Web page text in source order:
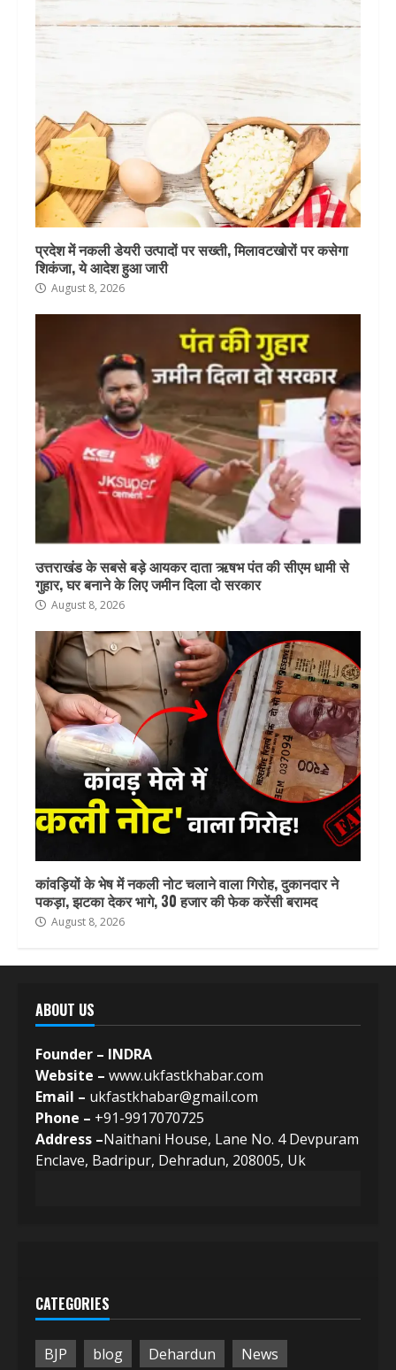
प्रदेश में नकली डेयरी उत्पादों पर सख्ती, मिलावटखोरों पर कसेगा
शिकंजा, ये आदेश हुआ जारी
August 8, 2026
उत्तराखंड के सबसे बड़े आयकर दाता ऋषभ पंत की सीएम धामी से
गुहार, घर बनाने के लिए जमीन दिला दो सरकार
August 8, 2026
कांवड़ियों के भेष में नकली नोट चलाने वाला गिरोह, दुकानदार ने
पकड़ा, झटका देकर भागे, 30 हजार की फेक करेंसी बरामद
August 8, 2026
ABOUT US
Founder – INDRA
Website – www.ukfastkhabar.com
Email – ukfastkhabar@gmail.com
Phone – +91-9917070725
Address –Naithani House, Lane No. 4 Devpuram
Enclave, Badripur, Dehradun, 208005, Uk
CATEGORIES
BJP blog Dehardun
News